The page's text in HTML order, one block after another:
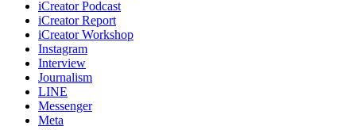
iCreator Podcast
iCreator Report
iCreator Workshop
Instagram
Interview
Journalism
LINE
Messenger
Meta